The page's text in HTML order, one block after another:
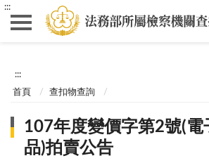
:::
:::
首頁 查扣物查詢
107年度變價字第2號(電
品)拍賣公告